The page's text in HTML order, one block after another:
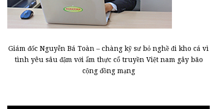
Giám đốc Nguyễn Bá Toàn – chàng kỹ sư bỏ nghề đi kho cá vì
tình yêu sâu đậm với ẩm thực cổ truyền Việt nam gây bão
cộng đồng mạng